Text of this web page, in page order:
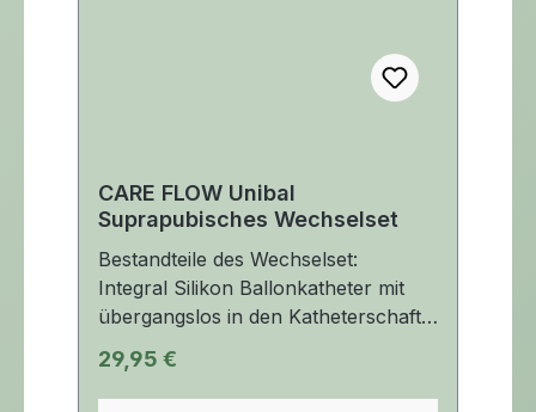
CARE FLOW Unibal
Suprapubisches Wechselset
Bestandteile des Wechselset:
Integral Silikon Ballonkatheter mit
übergangslos in den Katheterschaft
Ballon. Führungsstabiler
teflonbeschichteter Wechseldraht.
Regulärer Preis:
29,95 €